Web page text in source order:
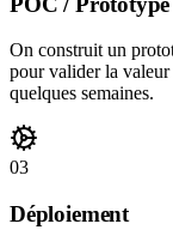
On construit un
pour valider la valeur
quelques semaines.
03
Déploiement